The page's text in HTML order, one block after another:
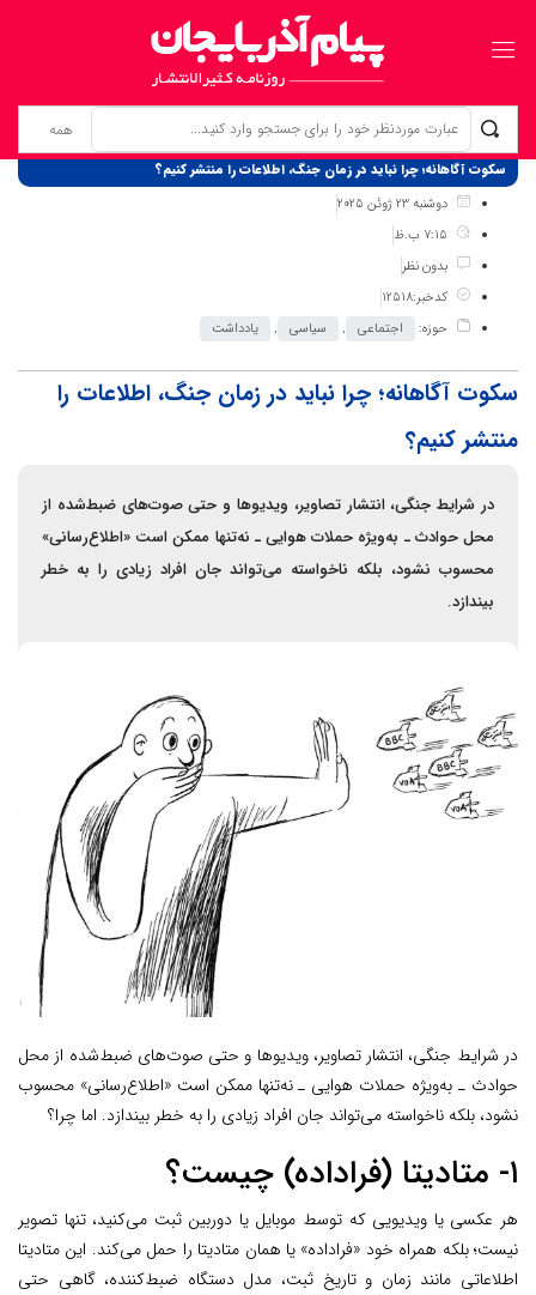
برگ نخست
نوشته‌ها
سکوت آگاهانه؛ چرا نباید در زمان جنگ، اطلاعات را منتشر کنیم؟
دوشنبه 23 ژوئن 2025
7:15 ب.ظ
بدون نظر
کدخبر:12518
حوزه:
اجتماعی , سیاسی , یادداشت
سکوت آگاهانه؛ چرا نباید در زمان جنگ، اطلاعات را
منتشر کنیم؟
در شرایط جنگی، انتشار تصاویر، ویدیوها و حتی صوت‌های ضبط‌شده از
محل حوادث ـ به‌ویژه حملات هوایی ـ نه‌تنها ممکن است «اطلاع‌رسانی»
محسوب نشود، بلکه ناخواسته می‌تواند جان افراد زیادی را به خطر
بیندازد.
در شرایط جنگی، انتشار تصاویر، ویدیوها و حتی صوت‌های ضبط‌شده از محل
حوادث ـ به‌ویژه حملات هوایی ـ نه‌تنها ممکن است «اطلاع‌رسانی» محسوب
نشود، بلکه ناخواسته می‌تواند جان افراد زیادی را به خطر بیندازد. اما چرا؟
۱- متادیتا (فراداده) چیست؟
هر عکسی یا ویدیویی که توسط موبایل یا دوربین ثبت می‌کنید، تنها تصویر
نیست؛ بلکه همراه خود «فراداده» یا همان متادیتا را حمل می‌کند. این متادیتا
اطلاعاتی مانند زمان و تاریخ ثبت، مدل دستگاه ضبط‌کننده، گاهی حتی